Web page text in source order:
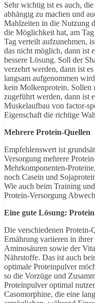
Sehr wichtig ist es auch,
abhängig zu machen und
Mahlzeiten in die Nutzung
die Möglichkeit hat, am Tag
Tag verteilt aufzunehmen,
das nicht möglich, dann ist
bessere Lösung. Soll der
verzehrt werden, dann ist
langsam aufgenommen
kein Molkenprotein. Sollen
zugeführt werden, dann ist
Muskelaufbau von factor-
Eigenschaft die richtige
Mehrere Protein-Quellen
Empfehlenswert ist
Versorgung mehrere
Mehrkomponenten-
noch Casein und
Wie auch beim Training
Protein-Versorgung
Eine gute Lösung:
Die verschiedenen Protein-
Ernährung variieren in
Aminosäuren sowie der
Nährstoffe. Das ist auch
optimale Proteinpulver
so die Vorzüge und
Proteinpulver optimal
Casomorphine, die eine